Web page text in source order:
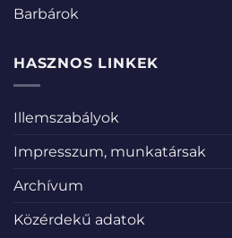
Barbárok
HASZNOS LINKEK
Illemszabályok
Impresszum, munkatársak
Archívum
Közérdekű adatok